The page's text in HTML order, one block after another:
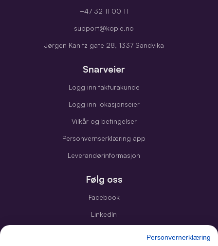
+47 32 11 00 11
support@kople.no
Jørgen Kanitz gate 28, 1337 Sandvika
Snarveier
Logg inn fakturakunde
Logg inn lokasjonseier
Vilkår og betingelser
Personvernserklæring app
Leverandørinformasjon
Følg oss
Facebook
LinkedIn
Personvernerklæring